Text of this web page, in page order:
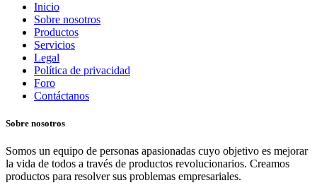
Inicio
Sobre nosotros
Productos
Servicios
Legal
Política de privacidad
Foro
Contáctanos
Sobre nosotros
Somos un equipo de personas apasionadas cuyo objetivo es mejorar
la vida de todos a través de productos revolucionarios. Creamos
productos para resolver sus problemas empresariales.